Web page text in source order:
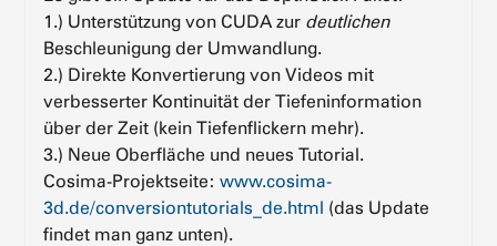
1.) Unterstützung von CUDA zur deutlichen
Beschleunigung der Umwandlung.
2.) Direkte Konvertierung von Videos mit
verbesserter Kontinuität der Tiefeninformation
über der Zeit (kein Tiefenflickern mehr).
3.) Neue Oberfläche und neues Tutorial.
Cosima-Projektseite:www.cosima-
3d.de/conversiontutorials_de.html (das Update
findet man ganz unten).